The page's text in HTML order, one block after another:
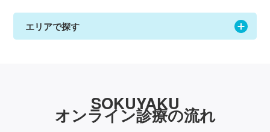
エリアで探す
SOKUYAKU
オンライン診療の流れ